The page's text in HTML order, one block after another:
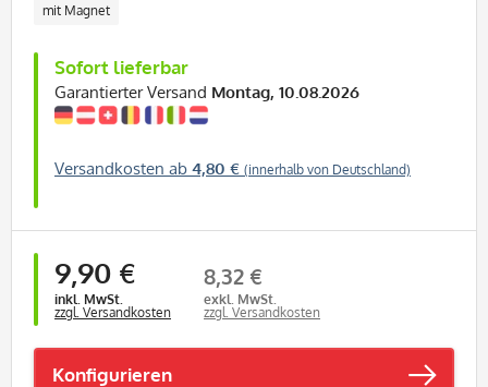
mit Magnet
Sofort lieferbar
Garantierter Versand Montag, 10.08.2026
Versandkosten ab 4,80 € (innerhalb von Deutschland)
9,90 €
inkl. MwSt.
zzgl. Versandkosten
8,32 €
exkl. MwSt.
zzgl. Versandkosten
Konfigurieren